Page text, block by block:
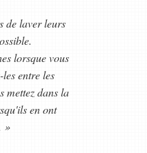
de laver leurs
lorsque vous
entre les
mettez dans la
en ont
»